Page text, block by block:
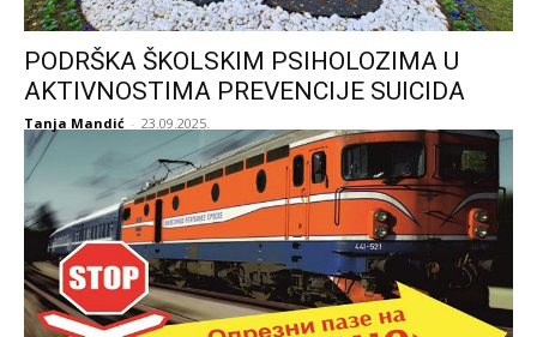
PODRŠKA ŠKOLSKIM PSIHOLOZIMA U
AKTIVNOSTIMA PREVENCIJE SUICIDA
Tanja Mandić - 23.09.2025.